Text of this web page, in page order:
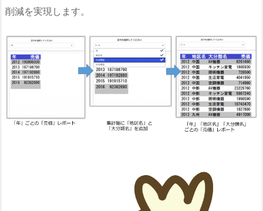
削減を実現します。